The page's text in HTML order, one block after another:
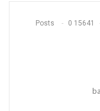
15641 Posts
0